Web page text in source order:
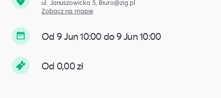
ul. Januszowicka 5, Biuro@zig.pl
Zobacz na mapie
Od 9 Jun 10:00 do 9 Jun 10:00
Od 0,00 zł